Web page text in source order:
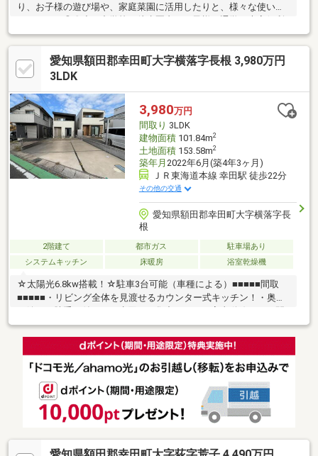
り、お子様の遊び場や、家庭菜園に活用したりと、様々な使い方
ができます◎〇小・中学校が徒歩圏内！お子様の通学に大変便利
な立地です！お家から安心して送り出すことができます◎〇築浅
中古住宅！長期優良住宅のため、劣化対策や耐震性など、長く使
えるように工夫された構造や設備を備えています◎〇閑静な住宅
街の為、住環境非常に良好です！〇駐車4台可能（車種による）で
ム・リノベーション・注文住宅のご相談も承っております！〇現
地ご内覧をご希望の際は弊社ナカジツまでお気軽にお問い合わせ
下さい！
愛知県額田郡幸田町大字横落字長根 3,980万円
3LDK
3,980万円
間取り 3LDK
建物面積101.84m2
土地面積153.58m2
築年月 2022年6月(築4年3ヶ月)
ＪＲ東海道本線 幸田駅 徒歩22分
その他の交通
愛知県額田郡幸田町大字横落字長
根
2階建て 都市ガス
駐車場あり
システムキッチン
床暖房 浴室乾燥機
☆太陽光6.8kw搭載！☆駐車3台可能（車種による）■■■■■間取
■■■■■・リビング全体を見渡せるカウンター式キッチン！・奥様
取！・押入、納戸、WICがあり収納充実！■■■■■設備■■■■■・床
暖房がついていますので寒い冬でも暖かく過ごすことができま
す！・トイレが2か所あるので混みやすい朝でも安心！・給湯です
ぐにお湯が使えます。■■■■■周辺環境■■■■■・最寄りバス停は徒
適！・徒歩圏内に商業施設が充実していて住みやすい住環境で